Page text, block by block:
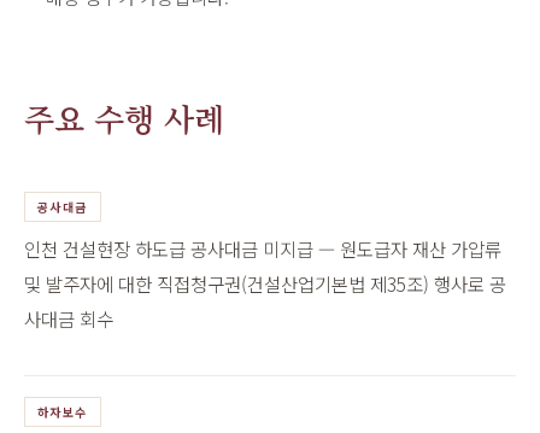
주요 수행 사례
공사대금
인천 건설현장 하도급 공사대금 미지급 — 원도급자 재산 가압류
및 발주자에 대한 직접청구권(건설산업기본법 제35조) 행사로 공
사대금 회수
하자보수